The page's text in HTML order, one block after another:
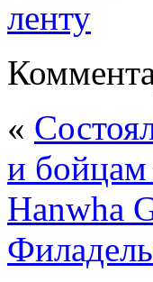
«
и
Hanwha